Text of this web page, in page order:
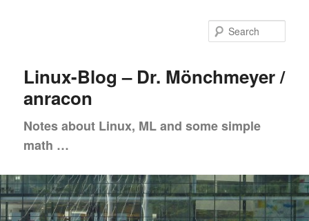
content
contentLinux-Blog – Dr. Mönchmeyer /
anracon
Notes about Linux, ML and some simple
math …